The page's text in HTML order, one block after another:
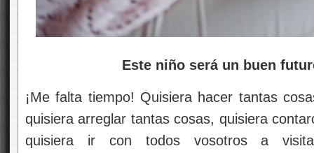
Este niño será un buen futuro
¡Me falta tiempo! Quisiera hacer tantas
quisiera arreglar tantas cosas, quisiera
quisiera ir con todos vosotros a